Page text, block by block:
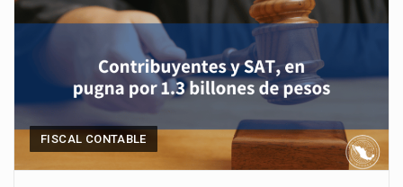
FISCAL CONTABLE